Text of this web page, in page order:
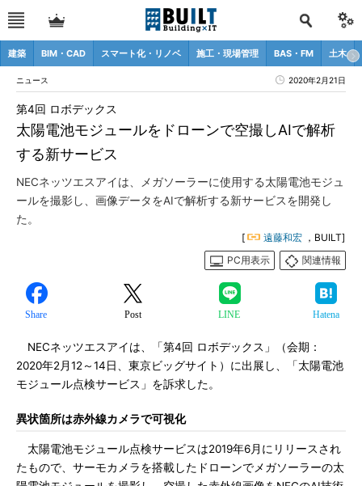
建築 BIM・CAD スマート化・リノベ 施工・現場管理 BAS・FM 土木
ニュース 2020年2月21日
太陽電池モジュールをドローンで空撮しAIで解析
する新サービス
第4回 ロボデックス
NECネッツエスアイは、メガソーラーに使用する太陽電池モジュ
ールを撮影し、画像データをAIで解析する新サービスを開発し
た。
[ 遠藤和宏 ，BUILT]
PC用表示
関連情報
Share Post LINE Hatena
NECネッツエスアイは、「第4回 ロボデックス」（会期：
2020年2月12～14日、東京ビッグサイト）に出展し、「太陽電池
モジュール点検サービス」を訴求した。
異状箇所は赤外線カメラで可視化
太陽電池モジュール点検サービスは2019年6月にリリースされ
たもので、サーモカメラを搭載したドローンでメガソーラーの太